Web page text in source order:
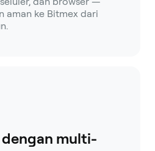
aman ke Bitmex dari
multi-